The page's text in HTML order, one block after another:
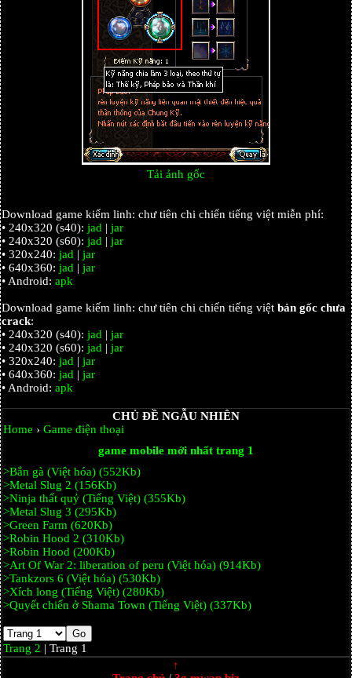
Tải ảnh gốc
Download game kiếm linh: chư tiên chi chiến tiếng việt miễn phí:
• 240x320 (s40): jad | jar
• 240x320 (s60): jad | jar
• 320x240: jad | jar
• 640x360: jad | jar
• Android: apk
Download game kiếm linh: chư tiên chi chiến tiếng việt bản gốc chưa
crack:
• 240x320 (s40): jad | jar
• 240x320 (s60): jad | jar
• 320x240: jad | jar
• 640x360: jad | jar
• Android: apk
CHỦ ĐỀ NGẪU NHIÊN
Home › Game điện thoại
game mobile mới nhất trang 1
>Bắn gà (Việt hóa) (552Kb)
>Metal Slug 2 (156Kb)
>Ninja thất quỷ (Tiếng Việt) (355Kb)
>Metal Slug 3 (295Kb)
>Green Farm (620Kb)
>Robin Hood 2 (310Kb)
>Robin Hood (200Kb)
>Art Of War 2: liberation of peru (Việt hóa) (914Kb)
>Tankzors 6 (Việt hóa) (530Kb)
>Xích long (Tiếng Việt) (280Kb)
>Quyết chiến ở Shama Town (Tiếng Việt) (337Kb)
Trang 2 | Trang 1
↑